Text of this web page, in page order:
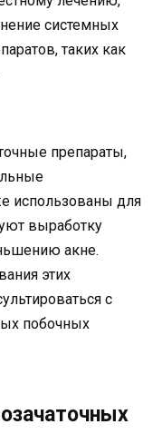
системных
таких как
препараты,
использованы для
выработку
акне.
этих
с
побочных